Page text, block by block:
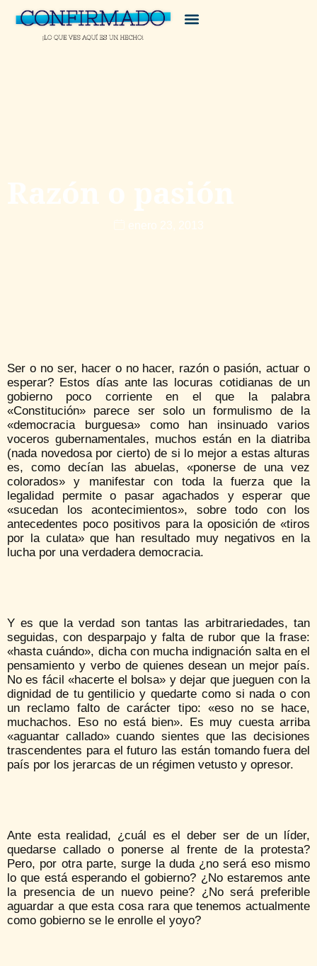
Razón o pasión
enero 23, 2013
Ser o no ser, hacer o no hacer, razón o pasión, actuar o
esperar? Estos días ante las locuras cotidianas de un
gobierno poco corriente en el que la palabra
«Constitución» parece ser solo un formulismo de la
«democracia burguesa» como han insinuado varios
voceros gubernamentales, muchos están en la diatriba
(nada novedosa por cierto) de si lo mejor a estas alturas
es, como decían las abuelas, «ponerse de una vez
colorados» y manifestar con toda la fuerza que la
legalidad permite o pasar agachados y esperar que
«sucedan los acontecimientos», sobre todo con los
antecedentes poco positivos para la oposición de «tiros
por la culata» que han resultado muy negativos en la
lucha por una verdadera democracia.
Y es que la verdad son tantas las arbitrariedades, tan
seguidas, con desparpajo y falta de rubor que la frase:
«hasta cuándo», dicha con mucha indignación salta en el
pensamiento y verbo de quienes desean un mejor país.
No es fácil «hacerte el bolsa» y dejar que jueguen con la
dignidad de tu gentilicio y quedarte como si nada o con
un reclamo falto de carácter tipo: «eso no se hace,
muchachos. Eso no está bien». Es muy cuesta arriba
«aguantar callado» cuando sientes que las decisiones
trascendentes para el futuro las están tomando fuera del
país por los jerarcas de un régimen vetusto y opresor.
Ante esta realidad, ¿cuál es el deber ser de un líder,
quedarse callado o ponerse al frente de la protesta?
Pero, por otra parte, surge la duda ¿no será eso mismo
lo que está esperando el gobierno? ¿No estaremos ante
la presencia de un nuevo peine? ¿No será preferible
aguardar a que esta cosa rara que tenemos actualmente
como gobierno se le enrolle el yoyo?